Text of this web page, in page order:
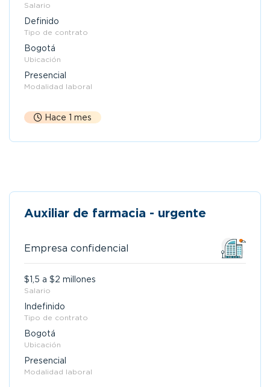
Salario
Definido
Tipo de contrato
Bogotá
Ubicación
Presencial
Modalidad laboral
Hace 1 mes
Auxiliar de farmacia - urgente
Empresa confidencial
$1,5 a $2 millones
Salario
Indefinido
Tipo de contrato
Bogotá
Ubicación
Presencial
Modalidad laboral